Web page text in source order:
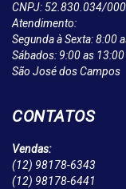
CNPJ: 52.830.034/
Atendimento:
Segunda à Sexta: 8:00
Sábados: 9:00 as 13:00
São José dos Campos
CONTATOS
Vendas:
(12) 98178-6343
(12) 98178-6441